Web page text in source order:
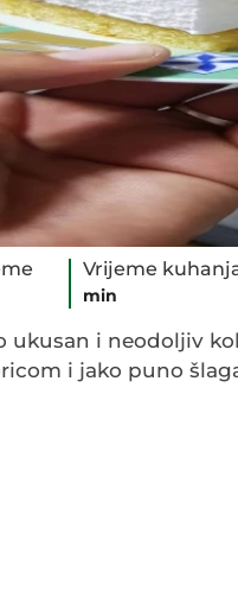
Vrijeme
min
ukusan i neodoljiv
i jako puno